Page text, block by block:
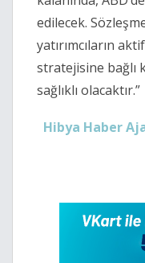
edilecek.
yatırımcıların
stratejisine bağlı
sağlıklı olacaktır.”
Hibya Haber